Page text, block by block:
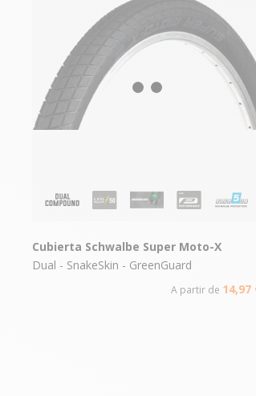
Cubierta Schwalbe Super Moto-X
Dual - SnakeSkin - GreenGuard
A partir de 14,97